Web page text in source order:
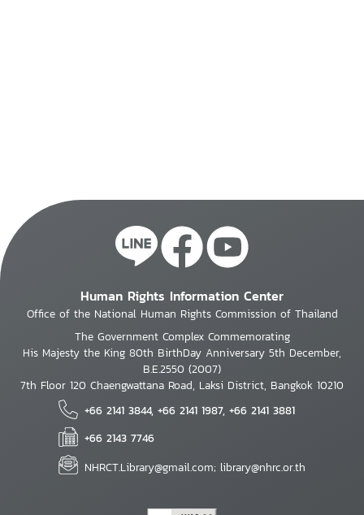
Human Rights Information Center
Office of the National Human Rights Commission of Thailand
The Government Complex Commemorating
His Majesty the King 80th BirthDay Anniversary 5th December,
B.E.2550 (2007)
7th Floor 120 Chaengwattana Road, Laksi District, Bangkok 10210
+66 2141 3844, +66 2141 1987, +66 2141 3881
+66 2143 7746
NHRCT.Library@gmail.com; library@nhrc.or.th